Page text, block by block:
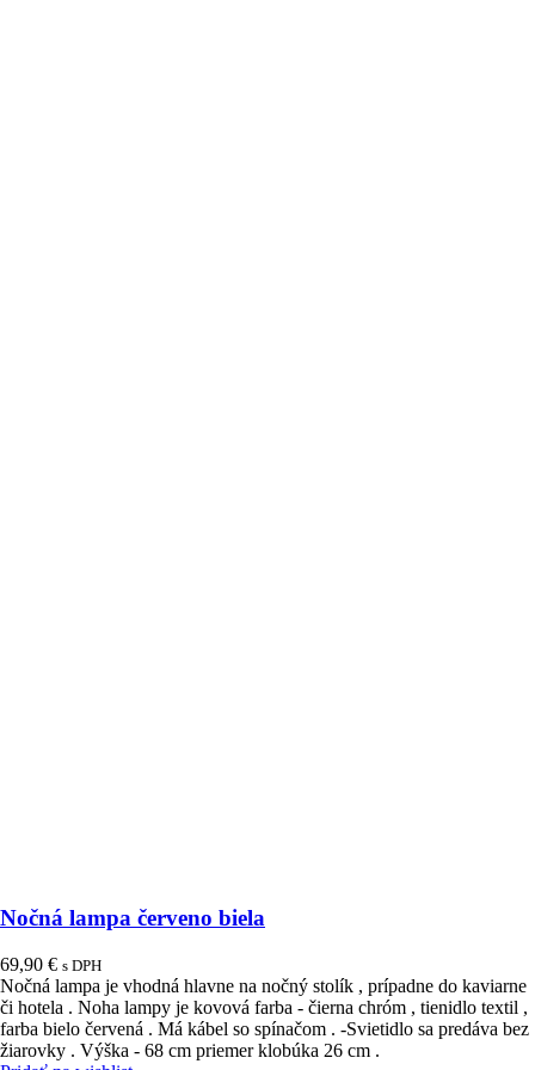
Nočná lampa červeno biela
69,90 € s DPH
Nočná lampa je vhodná hlavne na nočný stolík , prípadne do kaviarne
či hotela . Noha lampy je kovová farba - čierna chróm , tienidlo textil ,
farba bielo červená . Má kábel so spínačom . -Svietidlo sa predáva bez
žiarovky . Výška - 68 cm priemer klobúka 26 cm .